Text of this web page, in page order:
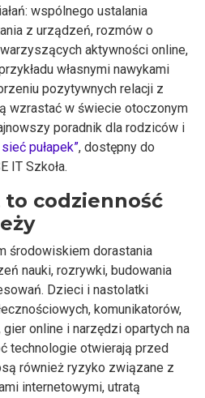
wspólnego ustalania
z urządzeń, rozmów o
aktywności online,
własnymi nawykami
pozytywnych relacji z
wzrastać w świecie otoczonym
poradnik dla rodziców i
pułapek”, dostępny do
IT Szkoła.
codzienność
środowiskiem dorastania
nauki, rozrywki, budowania
Dzieci i nastolatki
komunikatorów,
online i narzędzi opartych na
technologie otwierają przed
również ryzyko związane z
internetowymi, utratą